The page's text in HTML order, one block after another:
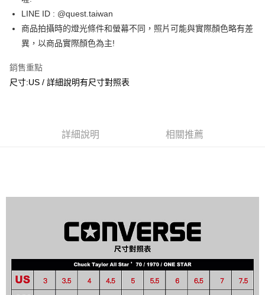
ATM付款
運送方式
每筆NT$60，滿NT$1,500(含以上)免運費
7-11取貨付款
LINE ID : @quest.taiwan
商品拍攝時的燈光條件和螢幕不同，照片可能與實際顏色略有差
異，以商品實際顏色為主!
銷售重點
尺寸:US / 詳細說明有尺寸對照表
詳細說明 相關推薦